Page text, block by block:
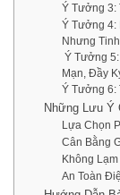
Ý Tưởng 3:
Ý Tưởng 4:
Nhưng
Ý Tưởng
Mạn, Đầy
Ý Tưởng 6:
Những Lưu Ý
Lựa Chọn
Cân Bằng
Không
An Toàn